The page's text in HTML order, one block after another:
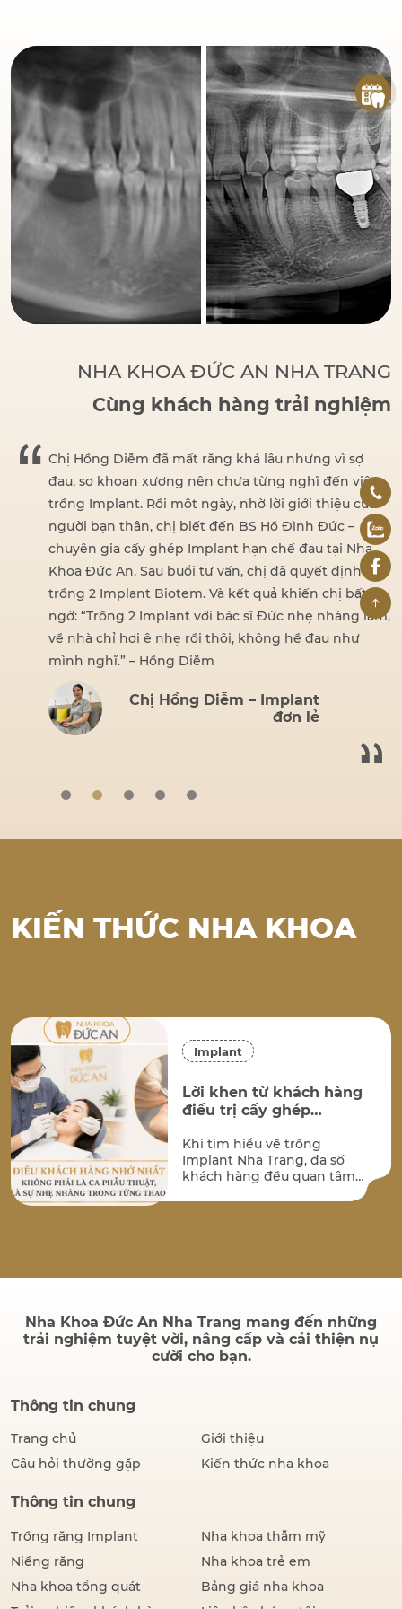
Đức tập trung vào các
phương pháp điều trị
dựa trên khoa học và
thực tiễn, đảm bảo
khách hàng có một hàm
răng vững chắc, thẩm
mỹ và sử dụng lâu dài.
NHA KHOA ĐỨC AN NHA TRANG
Cùng khách hàng trải nghiệm
Chị Hồng Diễm đã mất răng khá lâu nhưng vì sợ
đau, sợ khoan xương nên chưa từng nghĩ đến việc
trồng Implant. Rồi một ngày, nhờ lời giới thiệu của
người bạn thân, chị biết đến BS Hồ Đình Đức –
chuyên gia cấy ghép Implant hạn chế đau tại Nha
Khoa Đức An. Sau buổi tư vấn, chị đã quyết định
trồng 2 Implant Biotem. Và kết quả khiến chị bất
ngờ: “Trồng 2 Implant với bác sĩ Đức nhẹ nhàng lắm,
về nhà chỉ hơi ê nhẹ rồi thôi, không hề đau như
mình nghĩ.” – Hồng Diễm
Chị Hồng Diễm – Implant
đơn lẻ
KIẾN THỨC NHA KHOA
Implant
Lời khen từ khách hàng
điều trị cấy ghép
Đức An Nha Trang
Khi tìm hiểu về trồng
Implant Nha Trang, đa số
khách hàng đều quan tâm
đến hai vấn đề lớn nhất: kết
Nha Khoa Đức An Nha Trang mang đến những
trải nghiệm tuyệt vời, nâng cấp và cải thiện nụ
cười cho bạn.
Thông tin chung
Trang chủ
Giới thiệu
Câu hỏi thường gặp
Kiến thức nha khoa
Thông tin chung
Trồng răng Implant
Nha khoa thẫm mỹ
Niềng răng
Nha khoa trẻ em
Nha khoa tổng quát
Bảng giá nha khoa